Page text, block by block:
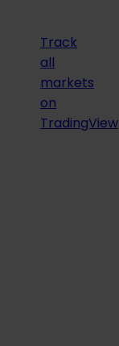
Track
all
markets
on
TradingView